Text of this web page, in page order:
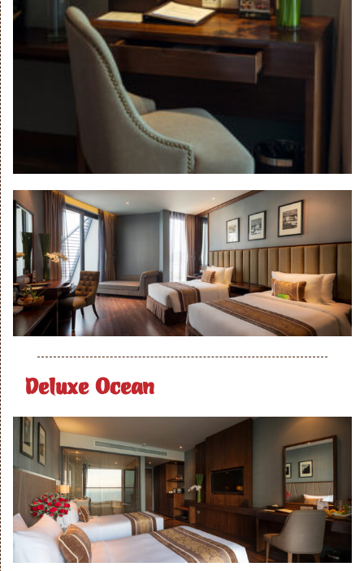
Deluxe Ocean